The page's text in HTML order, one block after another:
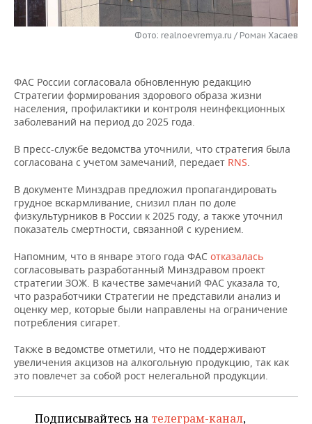
НЕФТЕХИМИЯ
ЭНЕРГЕТИКА
РОЗНИЧНАЯ ТОРГОВЛЯ
УСЛУГИ
НОВОСТИ ТЕХНОЛОГИЙ
МЕДИА
ТЕЛЕКОММУНИКАЦИИ
МЕРОПРИЯТИЯ
ВЫЕЗДНАЯ РЕДАКЦИЯ
БИЗНЕС-БРАНЧИ
ONLINE-КОНФЕРЕНЦИИ
ОТКРЫТАЯ ЛЕКЦИЯ
НОВОСТИ СПОРТА
ФУТБОЛ
ХОККЕЙ
БАСКЕТБОЛ
ВОЛЕЙБОЛ
КИБЕРСПОРТ
ФИГУРНОЕ КАТАНИЕ
ВОДНЫЕ ВИДЫ СПОРТА
ХОККЕЙ С МЯЧОМ
ОБЩЕСТВО
НОВОСТИ ОБЩЕСТВА
ВЛАСТЬ
ИНФРАСТРУКТУРА
ИСТОРИЯ
КУЛЬТУРА
МЕДИЦИНА
ОБРАЗОВАНИЕ
ПРОИСШЕСТВИЯ
ФОТОГАЛЕРЕЯ
СЮЖЕТЫ
СПРАВОЧНИК
СПИСОК ПЕРСОН
СПИСОК КОМПАНИЙ
ПОЛНАЯ ВЕРСИЯ
Фото: realnoevremya.ru / Роман Хасаев
ФАС России согласовала обновленную редакцию
Стратегии формирования здорового образа жизни
населения, профилактики и контроля неинфекционных
заболеваний на период до 2025 года.
В пресс-службе ведомства уточнили, что стратегия была
согласована с учетом замечаний, передает RNS.
В документе Минздрав предложил пропагандировать
грудное вскармливание, снизил план по доле
физкультурников в России к 2025 году, а также уточнил
показатель смертности, связанной с курением.
Напомним, что в январе этого года ФАС отказалась
согласовывать разработанный Минздравом проект
стратегии ЗОЖ. В качестве замечаний ФАС указала то,
что разработчики Стратегии не представили анализ и
оценку мер, которые были направлены на ограничение
потребления сигарет.
Также в ведомстве отметили, что не поддерживают
увеличения акцизов на алкогольную продукцию, так как
это повлечет за собой рост нелегальной продукции.
Подписывайтесь на телеграм-канал,